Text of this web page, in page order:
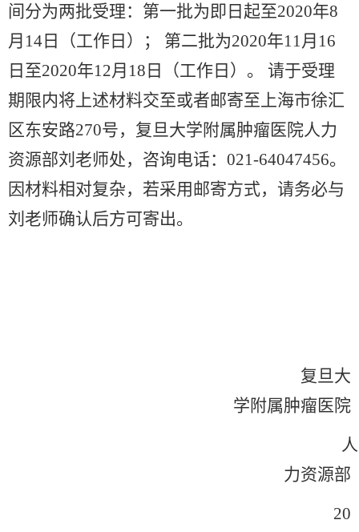
间分为两批受理：第一批为即日起至2020年8
月14日（工作日）； 第二批为2020年11月16
日至2020年12月18日（工作日）。 请于受理
期限内将上述材料交至或者邮寄至上海市徐汇
区东安路270号，复旦大学附属肿瘤医院人力
资源部刘老师处，咨询电话：021-64047456。
因材料相对复杂，若采用邮寄方式，请务必与
刘老师确认后方可寄出。
复旦大
学附属肿瘤医院
人
力资源部
20